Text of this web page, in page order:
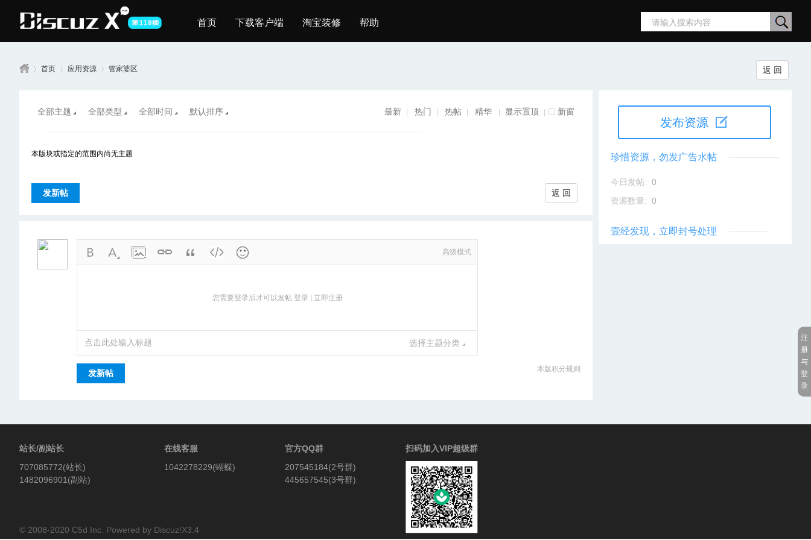
首页 下载客户端 淘宝装修 帮助
搜
楼-
首页 应用资源 管家婆区 返 回
全部主题 全部类型 全部时间 默认排序 最新 热门 热帖 精华 显示置顶 新窗
本版块或指定的范围内尚无主题
返 回
发新帖
发布资源
珍惜资源，勿发广告水帖
今日发帖: 0
资源数量: 0
壹经发现，立即封号处理
高级模式
您需要登录后才可以发帖 登录| 立即注册
选择主题分类
本版积分规则
发新帖
注
册
与
登
录
站长/副站长
707085772(站长)
1482096901(副站)
在线客服
1042278229(蝴蝶)
官方QQ群
207545184(2号群)
445657545(3号群)
扫码加入VIP超级群
© 2008-2020 C5d Inc. Powered by Discuz!X3.4